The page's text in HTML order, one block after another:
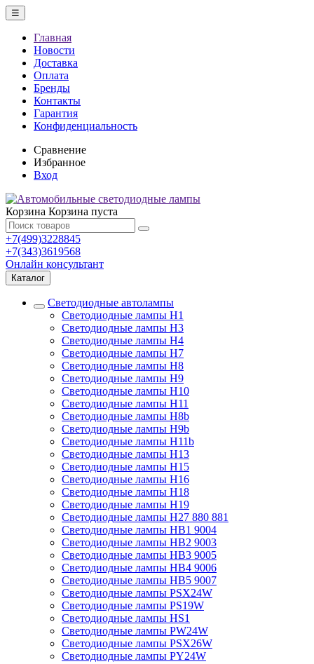
☰
Главная
Новости
Доставка
Оплата
Бренды
Контакты
Гарантия
Конфиденциальность
Сравнение
Избранное
Вход
Корзина Корзина пуста
+7(499)3228845
+7(343)3619568
Онлайн консультант
Каталог
Светодиодные автолампы
Светодиодные лампы H1
Светодиодные лампы H3
Светодиодные лампы H4
Светодиодные лампы H7
Светодиодные лампы H8
Светодиодные лампы H9
Светодиодные лампы H10
Светодиодные лампы H11
Светодиодные лампы H8b
Светодиодные лампы H9b
Светодиодные лампы H11b
Светодиодные лампы H13
Светодиодные лампы H15
Светодиодные лампы H16
Светодиодные лампы H18
Светодиодные лампы H19
Светодиодные лампы H27 880 881
Светодиодные лампы HB1 9004
Светодиодные лампы HB2 9003
Светодиодные лампы HB3 9005
Светодиодные лампы HB4 9006
Светодиодные лампы HB5 9007
Светодиодные лампы PSX24W
Светодиодные лампы PS19W
Светодиодные лампы HS1
Светодиодные лампы PW24W
Светодиодные лампы PSX26W
Светодиодные лампы PY24W